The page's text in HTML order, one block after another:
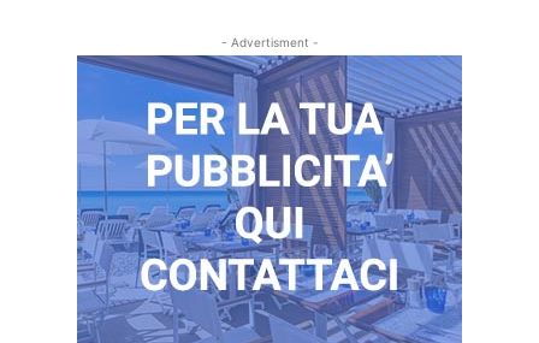
- Advertisment -